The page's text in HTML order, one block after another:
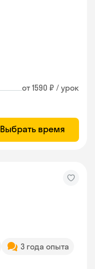
от 1590 ₽ / урок
Выбрать время
3 года опыта